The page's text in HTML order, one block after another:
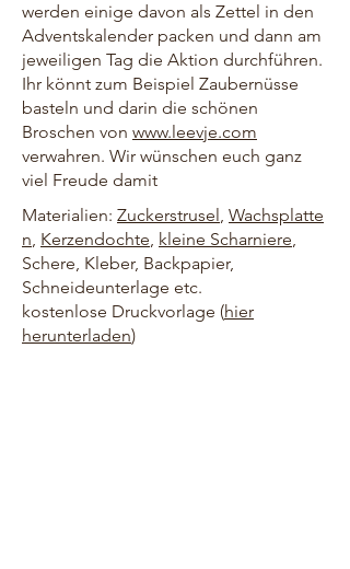
werden einige davon als Zettel in den
Adventskalender packen und dann am
jeweiligen Tag die Aktion durchführen.
Ihr könnt zum Beispiel Zaubernüsse
basteln und darin die schönen
Broschen von www.leevje.com
verwahren. Wir wünschen euch ganz
viel Freude damit
Materialien: Zuckerstrusel, Wachsplatte
n, Kerzendochte, kleine Scharniere,
Schere, Kleber, Backpapier,
Schneideunterlage etc.
kostenlose Druckvorlage (hier
herunterladen)